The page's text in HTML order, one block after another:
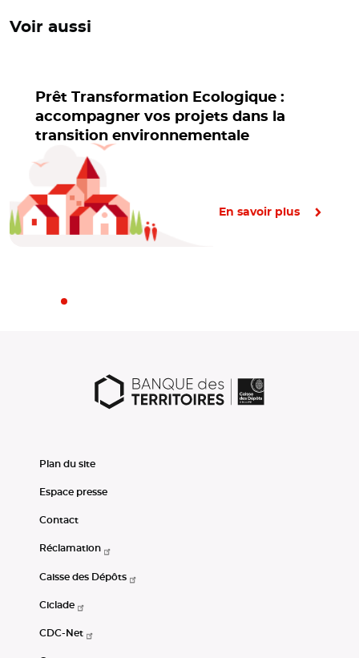
Voir aussi
Prêt Transformation Ecologique :
accompagner vos projets dans la
transition environnementale
En savoir plus
Plan du site
Espace presse
Contact
Réclamation
Caisse des Dépôts
Ciclade
CDC-Net